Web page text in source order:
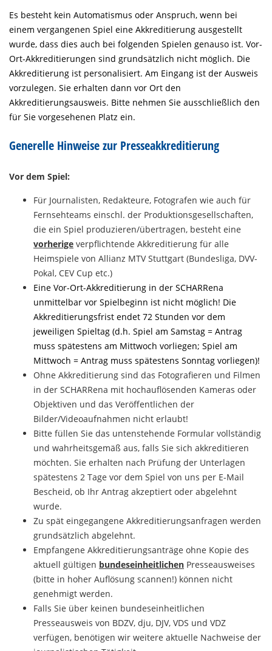
Es besteht kein Automatismus oder Anspruch, wenn bei
einem vergangenen Spiel eine Akkreditierung ausgestellt
wurde, dass dies auch bei folgenden Spielen genauso ist. Vor-
Ort-Akkreditierungen sind grundsätzlich nicht möglich. Die
Akkreditierung ist personalisiert. Am Eingang ist der Ausweis
vorzulegen. Sie erhalten dann vor Ort den
Akkreditierungsausweis. Bitte nehmen Sie ausschließlich den
für Sie vorgesehenen Platz ein.
Generelle Hinweise zur Presseakkreditierung
Vor dem Spiel:
Für Journalisten, Redakteure, Fotografen wie auch für
Fernsehteams einschl. der Produktionsgesellschaften,
die ein Spiel produzieren/übertragen, besteht eine
vorherige verpflichtende Akkreditierung für alle
Heimspiele von Allianz MTV Stuttgart (Bundesliga, DVV-
Pokal, CEV Cup etc.)
Eine Vor-Ort-Akkreditierung in der SCHARRena
unmittelbar vor Spielbeginn ist nicht möglich! Die
Akkreditierungsfrist endet 72 Stunden vor dem
jeweiligen Spieltag (d.h. Spiel am Samstag = Antrag
muss spätestens am Mittwoch vorliegen; Spiel am
Mittwoch = Antrag muss spätestens Sonntag vorliegen)!
Ohne Akkreditierung sind das Fotografieren und Filmen
in der SCHARRena mit hochauflösenden Kameras oder
Objektiven und das Veröffentlichen der
Bilder/Videoaufnahmen nicht erlaubt!
Bitte füllen Sie das untenstehende Formular vollständig
und wahrheitsgemäß aus, falls Sie sich akkreditieren
möchten. Sie erhalten nach Prüfung der Unterlagen
spätestens 2 Tage vor dem Spiel von uns per E-Mail
Bescheid, ob Ihr Antrag akzeptiert oder abgelehnt
wurde.
Zu spät eingegangene Akkreditierungsanfragen werden
grundsätzlich abgelehnt.
Empfangene Akkreditierungsanträge ohne Kopie des
aktuell gültigen bundeseinheitlichen Presseausweises
(bitte in hoher Auflösung scannen!) können nicht
genehmigt werden.
Falls Sie über keinen bundeseinheitlichen
Presseausweis von BDZV, dju, DJV, VDS und VDZ
verfügen, benötigen wir weitere aktuelle Nachweise der